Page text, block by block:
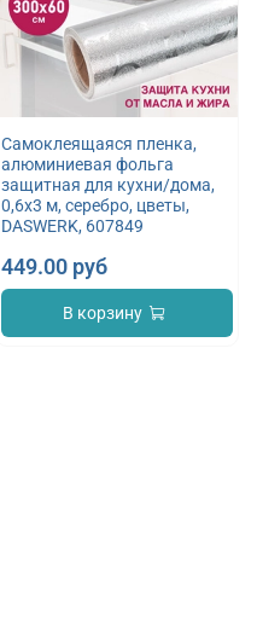
Самоклеящаяся пленка,
алюминиевая фольга
защитная для кухни/дома,
0,6х3 м, серебро, цветы,
DASWERK, 607849
449.00 руб
В корзину